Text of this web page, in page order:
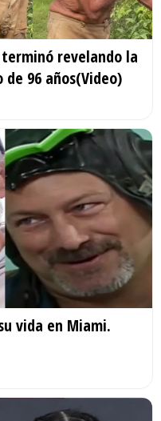
revelando la
96 años(Video)
vida en Miami.